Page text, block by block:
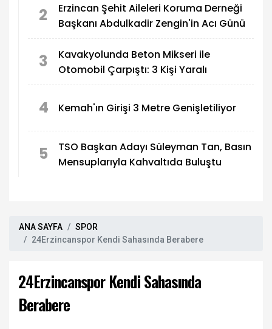
2
Erzincan Şehit Aileleri Koruma Derneği
Başkanı Abdulkadir Zengin'in Acı Günü
3
Kavakyolunda Beton Mikseri ile
Otomobil Çarpıştı: 3 Kişi Yaralı
4 Kemah'ın Girişi 3 Metre Genişletiliyor
5
TSO Başkan Adayı Süleyman Tan, Basın
Mensuplarıyla Kahvaltıda Buluştu
ANA SAYFA
SPOR
24Erzincanspor Kendi Sahasında Berabere
24Erzincanspor Kendi Sahasında
Berabere